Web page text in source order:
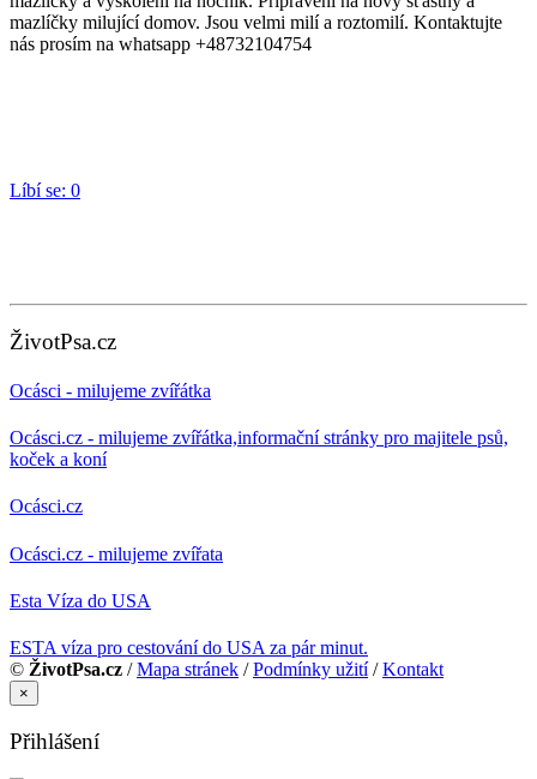
mazlíčky milující domov. Jsou velmi milí a roztomilí. Kontaktujte
nás prosím na whatsapp +48732104754
Líbí se: 0
ŽivotPsa.cz
Ocásci - milujeme zvířátka
Ocásci.cz - milujeme zvířátka,informační stránky pro majitele psů,
koček a koní
Ocásci.cz
Ocásci.cz - milujeme zvířata
Esta Víza do USA
ESTA víza pro cestování do USA za pár minut.
© ŽivotPsa.cz /Mapa stránek /Podmínky užití/Kontakt
×
Přihlášení